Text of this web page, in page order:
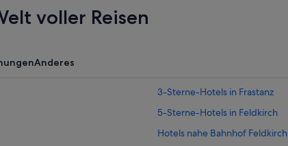
voller Reisen
Anderes
3-Sterne-Hotels in Frastanz
5-Sterne-Hotels in Feldkirch
Hotels nahe Bahnhof Feldkirch